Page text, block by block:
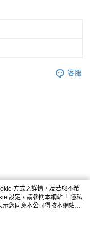
客服
方式之詳情，及若您不希
設定，請參閱本網站「 隱私
您同意本公司得按本網站使